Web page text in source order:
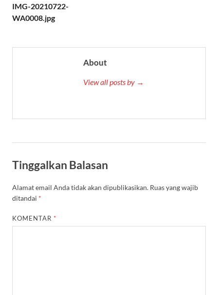
IMG-20210722-
WA0008.jpg
About
View all posts by →
Tinggalkan Balasan
Alamat email Anda tidak akan dipublikasikan. Ruas yang wajib
ditandai *
KOMENTAR *